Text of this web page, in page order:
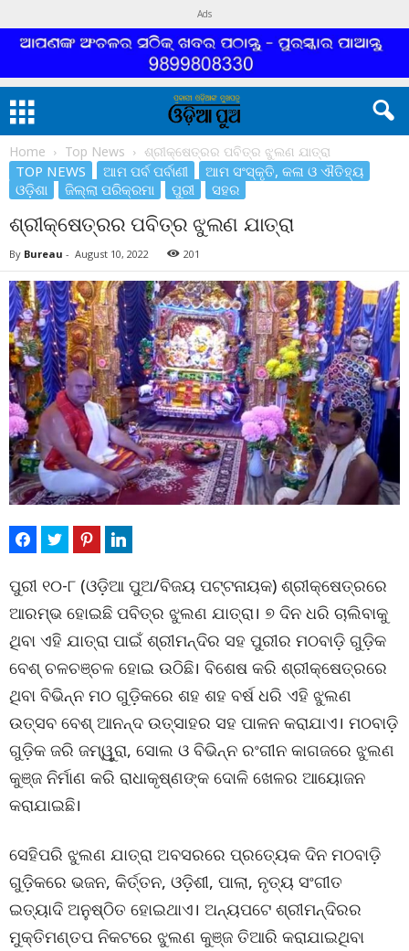
Ads
Home Top News ଶ୍ରୀକ୍ଷେତ୍ରର ପବିତ୍ର ଝୁଲଣ ଯାତ୍ରା
TOP NEWS ଆମ ପର୍ବ ପର୍ବାଣୀ
ଆମ ସଂସ୍କୃତି, କଳା ଓ ଐତିହ୍ୟ
ଓଡ଼ିଶା
ଜିଲ୍ଲା ପରିକ୍ରମା ପୁରୀ ସହର
ଶ୍ରୀକ୍ଷେତ୍ରର ପବିତ୍ର ଝୁଲଣ ଯାତ୍ରା
By Bureau - August 10, 2022 201
ପୁରୀ ୧୦-୮ (ଓଡ଼ିଆ ପୁଅ/ବିଜୟ ପଟ୍ଟନାୟକ) ଶ୍ରୀକ୍ଷେତ୍ରରେ
ଆରମ୍ଭ ହୋଇଛି ପବିତ୍ର ଝୁଲଣ ଯାତ୍ରା। ୭ ଦିନ ଧରି ଚାଲିବାକୁ
ଥିବା ଏହି ଯାତ୍ରା ପାଇଁ ଶ୍ରୀମନ୍ଦିର ସହ ପୁରୀର ମଠବାଡ଼ି ଗୁଡ଼ିକ
ବେଶ୍ ଚଳଚଞ୍ଚଳ ହୋଇ ଉଠିଛି। ବିଶେଷ କରି ଶ୍ରୀକ୍ଷେତ୍ରରେ
ଥିବା ବିଭିନ୍ନ ମଠ ଗୁଡ଼ିକରେ ଶହ ଶହ ବର୍ଷ ଧରି ଏହି ଝୁଲଣ
ଉତ୍ସବ ବେଶ୍ ଆନନ୍ଦ ଉତ୍ସାହର ସହ ପାଳନ କରାଯାଏ। ମଠବାଡ଼ି
ଗୁଡ଼ିକ ଜରି ଜମ୍ୱୁରା, ସୋଲ ଓ ବିଭିନ୍ନ ରଂଗୀନ କାଗଜରେ ଝୁଲଣ
କୁଞ୍ଜ ନିର୍ମାଣ କରି ରାଧାକୃଷ୍ଣଙ୍କ ଦୋଳି ଖେଳର ଆୟୋଜନ
କରାଯାଇଛି।
ସେହିପରି ଝୁଲଣ ଯାତ୍ରା ଅବସରରେ ପ୍ରତ୍ୟେକ ଦିନ ମଠବାଡ଼ି
ଗୁଡ଼ିକରେ ଭଜନ, କିର୍ତ୍ତନ, ଓଡ଼ିଶୀ, ପାଲା, ନୃତ୍ୟ ସଂଗୀତ
ଇତ୍ୟାଦି ଅନୁଷ୍ଠିତ ହୋଇଥାଏ। ଅନ୍ୟପଟେ ଶ୍ରୀମନ୍ଦିରର
ମୁକ୍ତିମଣ୍ତପ ନିକଟରେ ଝୁଲଣ କୁଞ୍ଜ ତିଆରି କରାଯାଇଥିବା